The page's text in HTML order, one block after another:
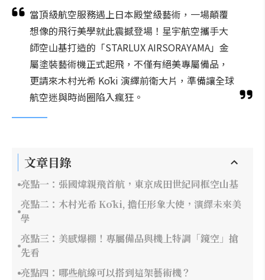
當頂級航空服務遇上日本殿堂級藝術，一場顛覆
想像的飛行美學就此震撼登場！星宇航空攜手大
師空山基打造的「STARLUX AIRSORAYAMA」金
屬塗裝藝術機正式起飛，不僅有絕美專屬備品，
更請來木村光希 Kōki 演繹前衛大片，準備讓全球
航空迷與時尚圈陷入瘋狂。
文章目錄
亮點一：張國煒親飛首航，東京成田世紀同框空山基
亮點二：木村光希 Kōki, 擔任形象大使，演繹未來美
學
亮點三：美感爆棚！專屬備品與機上特調「鏡空」搶
先看
亮點四：哪些航線可以搭到這架藝術機？